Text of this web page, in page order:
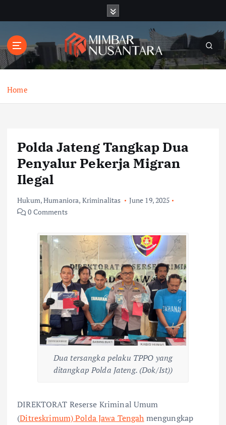
t
o
Home
Polda Jateng Tangkap Dua
Penyalur Pekerja Migran
Ilegal
Hukum,Humaniora, Kriminalitas
June 19, 2025
0 Comments
Dua tersangka pelaku TPPO yang
ditangkap Polda Jateng. (Dok/Ist))
DIREKTORAT Reserse Kriminal Umum
(Ditreskrimum) Polda Jawa Tengah mengungkap